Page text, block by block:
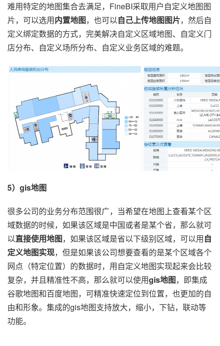
难用特定的地图集合去满足，FineBI采取用户自定义地图图
片，可以选用内置地图，也可以自己上传地图图片，然后自
定义绑定数据的方式，完美解决自定义区域地图、自定义门
店分布、自定义场所分布、自定义业务区域的难题。
5） gis地图
很多公司的业务分布范围很广，当希望在地图上查看某个区
域数据的时候，如果该区域是中国或者是某个省，那么就可
以直接使用地图，如果该区域是省以下级别区域，可以用自
定义地图实现，但是如果该公司想要查看的是某个区域各个
网点（特定位置）的数据时，用自定义地图实现起来会比较
复杂，并且精准性不高，那么就可以使用gis地图，即集成
谷歌地图和百度地图，可精准快速定位到位置，也更加的自
由和形象。集成的gis地图支持放大，缩小，下钻，联动等
功能。